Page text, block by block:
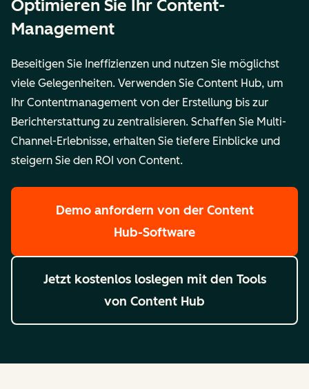
Optimieren Sie Ihr Content-
Management
Beseitigen Sie Ineffizienzen und nutzen Sie möglichst
viele Gelegenheiten. Verwenden Sie Content Hub, um
Ihr Contentmanagement von der Erstellung bis zur
Berichterstattung zu zentralisieren. Schaffen Sie Multi-
Channel-Erlebnisse, erhalten Sie tiefere Einblicke und
steigern Sie den ROI von Content.
Demo anfordern von der Content
Hub-Software
Jetzt kostenlos loslegen mit den Tools
von Content Hub